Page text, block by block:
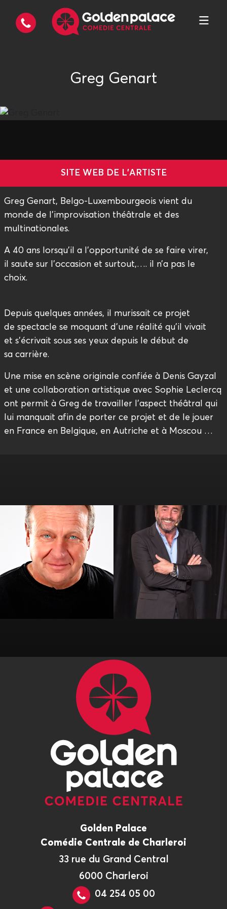
Greg Genart
SITE WEB DE L'ARTISTE
Greg Genart, Belgo-Luxembourgeois vient du
monde de l’improvisation théâtrale et des
multinationales.
A 40 ans lorsqu’il a l’opportunité de se faire virer,
il saute sur l’occasion et surtout,…. il n’a pas le
choix.
Depuis quelques années, il murissait ce projet
de spectacle se moquant d’une réalité qu’il vivait
et s’écrivait sous ses yeux depuis le début de
sa carrière.
Une mise en scène originale confiée à Denis Gayzal
et une collaboration artistique avec Sophie Leclercq
ont permit à Greg de travailler l’aspect théâtral qui
lui manquait afin de porter ce projet et de le jouer
en France en Belgique, en Autriche et à Moscou …
Alain Soreil Alil Vardar
Golden Palace
Comédie Centrale de Charleroi
33 rue du Grand Central
6000 Charleroi
04 254 05 00